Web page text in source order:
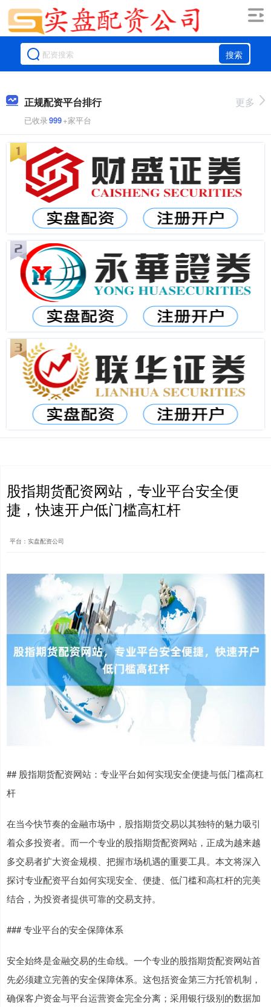
搜索
正规配资平台排行
已收录999+家平台
更多
股指期货配资网站，专业平台安全便
捷，快速开户低门槛高杠杆
平台：实盘配资公司
## 股指期货配资网站：专业平台如何实现安全便捷与低门槛高杠
杆
在当今快节奏的金融市场中，股指期货交易以其独特的魅力吸引
着众多投资者。而一个专业的股指期货配资网站，正成为越来越
多交易者扩大资金规模、把握市场机遇的重要工具。本文将深入
探讨专业配资平台如何实现安全、便捷、低门槛和高杠杆的完美
结合，为投资者提供可靠的交易支持。
### 专业平台的安全保障体系
安全始终是金融交易的生命线。一个专业的股指期货配资网站首
先必须建立完善的安全保障体系。这包括资金第三方托管机制，
确保客户资金与平台运营资金完全分离；采用银行级别的数据加